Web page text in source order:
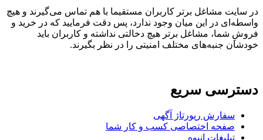
در سایت مشاغل برتر کاربران مستقیما با هم تماس می‌گیرند و هیچ
واسطه‌ای در این میان وجود ندارد، پس دقت فرمایید که در خرید و
فروشِ شما، مشاغل برتر هیچ دخالتی نداشته و کاربران باید
خودشان جنبه‌های مختلف امنیتی را در نظر بگیرند.
دسترسی سریع
سفارش رپورتاژ آگهی
صفحه اختصاصی کسب و کار شما
تبلیغات انبوه